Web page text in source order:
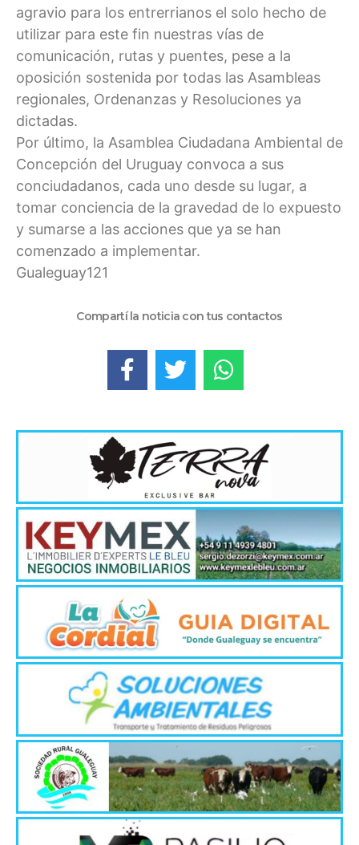
agravio para los entrerrianos el solo hecho de
utilizar para este fin nuestras vías de
comunicación, rutas y puentes, pese a la
oposición sostenida por todas las Asambleas
regionales, Ordenanzas y Resoluciones ya
dictadas.
Por último, la Asamblea Ciudadana Ambiental de
Concepción del Uruguay convoca a sus
conciudadanos, cada uno desde su lugar, a
tomar conciencia de la gravedad de lo expuesto
y sumarse a las acciones que ya se han
comenzado a implementar.
Gualeguay121
Compartí la noticia con tus contactos